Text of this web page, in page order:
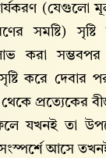
(যেগুলো
সমষ্টি)
লাভ করা
করে দেবার
প্রত্যেকের
যখনই তা
আসে